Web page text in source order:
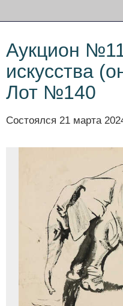
Аукцион
искусства
Лот №140
Состоялся 21 марта